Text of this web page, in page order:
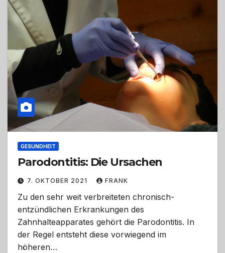
GESUNDHEIT
Parodontitis: Die Ursachen
7. OKTOBER 2021 FRANK
Zu den sehr weit verbreiteten chronisch-
entzündlichen Erkrankungen des
Zahnhalteapparates gehört die Parodontitis. In
der Regel entsteht diese vorwiegend im
höheren…